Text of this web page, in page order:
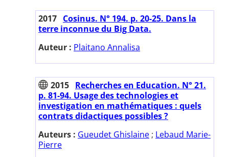
2017 Cosinus. N° 194. p. 20-25. Dans la
terre inconnue du Big Data.
Auteur : Plaitano Annalisa
2015 Recherches en Education. N° 21.
p. 81-94. Usage des technologies et
investigation en mathématiques : quels
contrats didactiques possibles ?
Auteurs : Gueudet Ghislaine ; Lebaud Marie-
Pierre